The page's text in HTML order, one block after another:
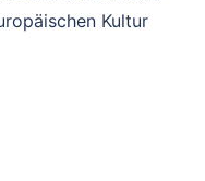
Kultur